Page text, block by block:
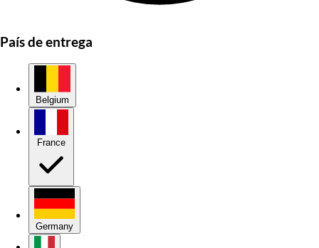
País de entrega
Belgium
Germany